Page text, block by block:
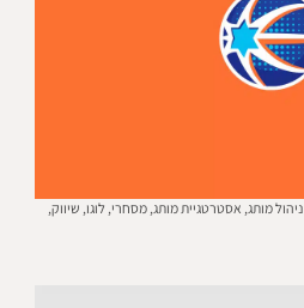
ניהול מותג, אסטרטגיית מותג, מסחרי, לוגו, שיווק,